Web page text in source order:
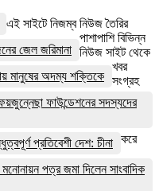
জেল জরিমানা
মানুষের অদম্য শক্তিকে
ফাউন্ডেশনের সদস্যদের
প্রতিবেশী দেশ: চীনা
মনোনায়ন পত্র জমা দিলেন সাংবাদিক
এই সাইটে নিজম্ব নিউজ তৈরির
পাশাপাশি বিভিন্ন
নিউজ সাইট থেকে
খবর
সংগ্রহ
করে